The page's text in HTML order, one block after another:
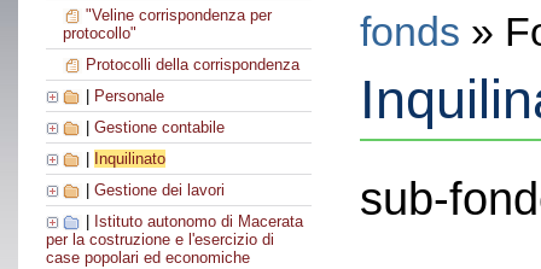
"Veline corrispondenza per
protocollo"
Protocolli della corrispondenza
Personale
Gestione contabile
Inquilinato
Gestione dei lavori
Istituto autonomo di Macerata
per la costruzione e l'esercizio di
case popolari ed economiche
fonds »
sub-